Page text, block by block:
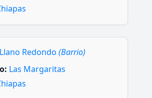
Llano Redondo (Barrio)
Las Margaritas